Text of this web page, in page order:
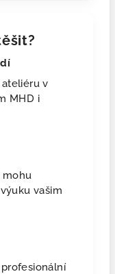
v
MHD i
mohu
vašim